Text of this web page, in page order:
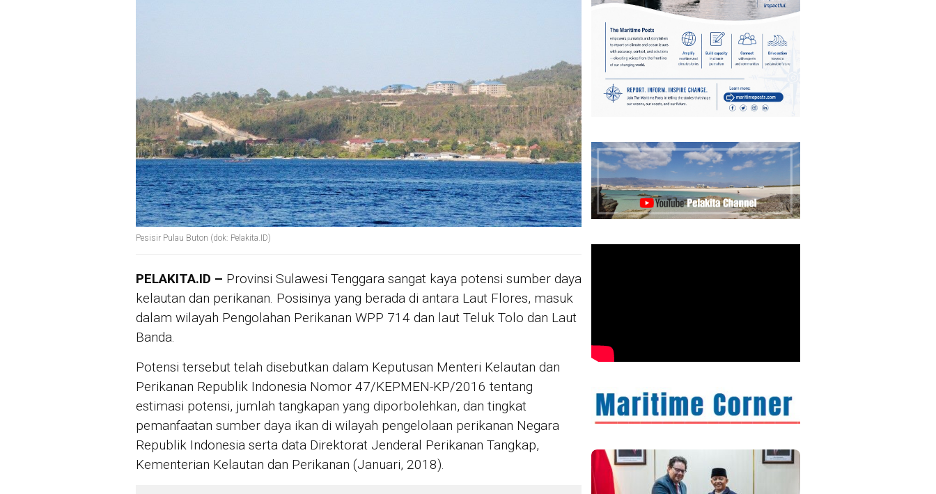
Pesisir Pulau Buton (dok: Pelakita.ID)
PELAKITA.ID – Provinsi Sulawesi Tenggara sangat kaya potensi sumber daya
kelautan dan perikanan. Posisinya yang berada di antara Laut Flores, masuk
dalam wilayah Pengolahan Perikanan WPP 714 dan laut Teluk Tolo dan Laut
Banda.
Potensi tersebut telah disebutkan dalam Keputusan Menteri Kelautan dan
Perikanan Republik Indonesia Nomor 47/KEPMEN-KP/2016 tentang
estimasi potensi, jumlah tangkapan yang diporbolehkan, dan tingkat
pemanfaatan sumber daya ikan di wilayah pengelolaan perikanan Negara
Republik Indonesia serta data Direktorat Jenderal Perikanan Tangkap,
Kementerian Kelautan dan Perikanan (Januari, 2018).